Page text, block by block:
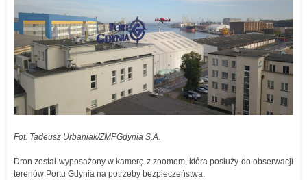
Fot. Tadeusz Urbaniak/ZMPGdynia S.A.
Dron został wyposażony w kamerę z zoomem, która posłuży do obserwacji
terenów Portu Gdynia na potrzeby bezpieczeństwa.